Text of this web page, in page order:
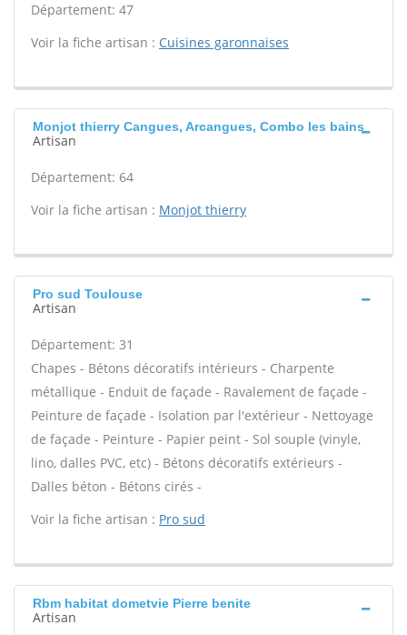
Département: 47
Voir la fiche artisan : Cuisines garonnaises
Monjot thierry Cangues, Arcangues, Combo les bains
Artisan
Département: 64
Voir la fiche artisan : Monjot thierry
Pro sud Toulouse
Artisan
Département: 31
Chapes - Bétons décoratifs intérieurs - Charpente
métallique - Enduit de façade - Ravalement de façade -
Peinture de façade - Isolation par l'extérieur - Nettoyage
de façade - Peinture - Papier peint - Sol souple (vinyle,
lino, dalles PVC, etc) - Bétons décoratifs extérieurs -
Dalles béton - Bétons cirés -
Voir la fiche artisan : Pro sud
Rbm habitat dometvie Pierre benite
Artisan